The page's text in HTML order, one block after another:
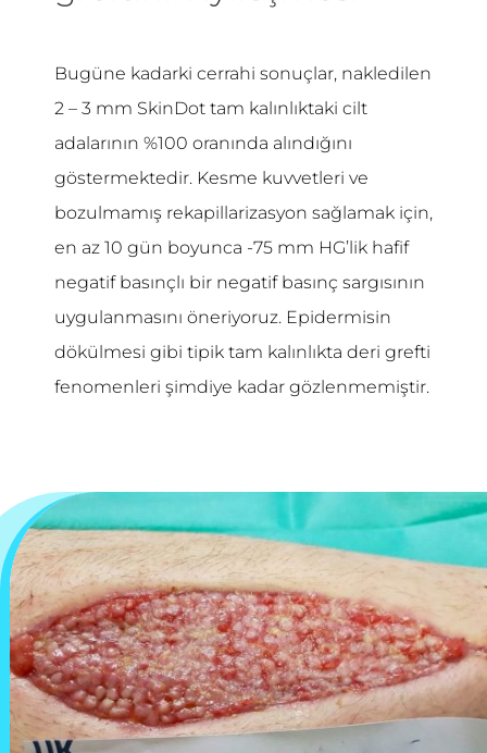
Bugüne kadarki cerrahi sonuçlar, nakledilen
2 – 3 mm SkinDot tam kalınlıktaki cilt
adalarının %100 oranında alındığını
göstermektedir. Kesme kuvvetleri ve
bozulmamış rekapillarizasyon sağlamak için,
en az 10 gün boyunca -75 mm HG’lik hafif
negatif basınçlı bir negatif basınç sargısının
uygulanmasını öneriyoruz. Epidermisin
dökülmesi gibi tipik tam kalınlıkta deri grefti
fenomenleri şimdiye kadar gözlenmemiştir.